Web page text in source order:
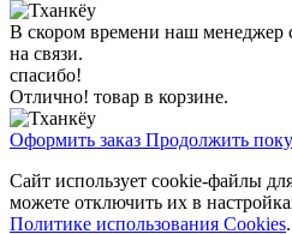
В скором времени наш менеджер
на связи.
спасибо!
Отлично! товар в корзине.
Оформить заказ Продолжить
Сайт использует cookie-файлы
можете отключить их в
Политике использования Cookies.